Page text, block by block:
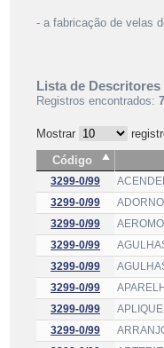
- a fabricação de velas
Lista de Descritores
Registros encontrados:
Mostrar
Código
3299-0/99
3299-0/99
3299-0/99
3299-0/99
3299-0/99
3299-0/99
3299-0/99
3299-0/99